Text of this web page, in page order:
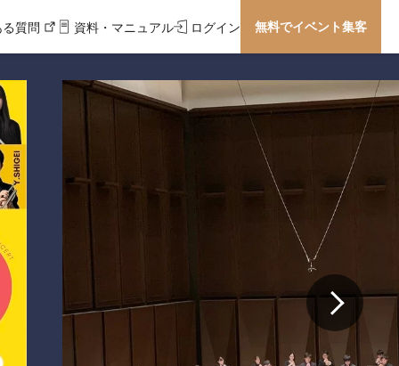
る質問 資料・マニュアル ログイン 無料でイベント集客